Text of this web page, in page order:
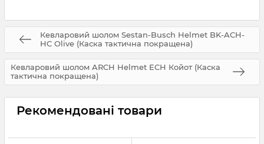
Кевларовий шолом Sestan-Busch Helmet BK-ACH-
HC Olive (Каска тактична покращена)
Кевларовий шолом ARCH Helmet ECH Койот (Каска
тактична покращена)
Рекомендовані товари